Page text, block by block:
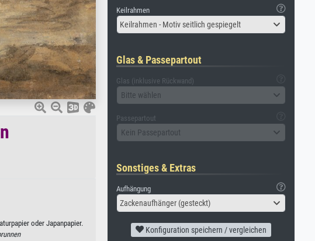
oder Japanpapier.
Keilrahmen
Keilrahmen - Motiv seitlich gespiegelt
Glas & Passepartout
Glas (inklusive Rückwand)
Bitte wählen
Passepartout
Kein Passepartout
Sonstiges & Extras
Aufhängung
Zackenaufhänger (gesteckt)
Konfiguration speichern / vergleichen